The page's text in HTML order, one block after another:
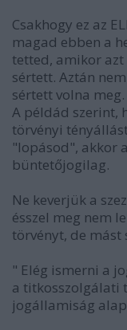
Csakhogy ez az
magad ebben a
tetted, amikor
sértett. Aztán
sértett volna meg.
A példád szerint,
törvényi
"lopásod", akkor
büntetőjogilag.
Ne keverjük a
ésszel meg nem
törvényt, de mást
" Elég ismerni a
a titkosszolgálati
jogállamiság